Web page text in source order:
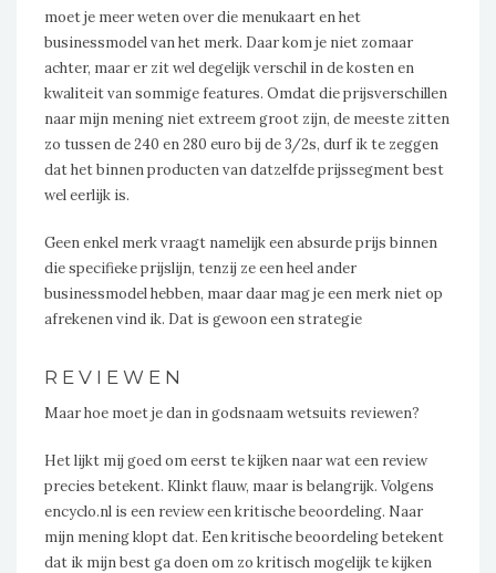
moet je meer weten over die menukaart en het
businessmodel van het merk. Daar kom je niet zomaar
achter, maar er zit wel degelijk verschil in de kosten en
kwaliteit van sommige features. Omdat die prijsverschillen
naar mijn mening niet extreem groot zijn, de meeste zitten
zo tussen de 240 en 280 euro bij de 3/2s, durf ik te zeggen
dat het binnen producten van datzelfde prijssegment best
wel eerlijk is.
Geen enkel merk vraagt namelijk een absurde prijs binnen
die specifieke prijslijn, tenzij ze een heel ander
businessmodel hebben, maar daar mag je een merk niet op
afrekenen vind ik. Dat is gewoon een strategie
REVIEWEN
Maar hoe moet je dan in godsnaam wetsuits reviewen?
Het lijkt mij goed om eerst te kijken naar wat een review
precies betekent. Klinkt flauw, maar is belangrijk. Volgens
encyclo.nl is een review een kritische beoordeling. Naar
mijn mening klopt dat. Een kritische beoordeling betekent
dat ik mijn best ga doen om zo kritisch mogelijk te kijken